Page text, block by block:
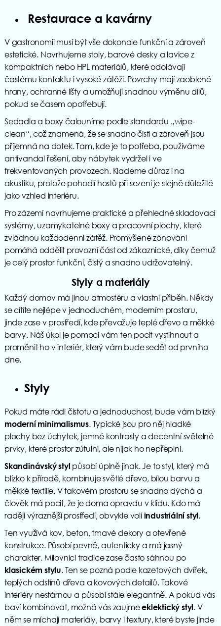
Restaurace a kavárny
V gastronomii musí být vše dokonale funkční a zároveň
estetické. Navrhujeme stoly, barové desky a lavice z
kompaktních nebo HPL materiálů, které odolávají
častému kontaktu i vysoké zátěži. Povrchy mají zaoblené
hrany, ochranné lišty a umožňují snadnou výměnu dílů,
pokud se časem opotřebují.
Sedadla a boxy čalouníme podle standardu „wipe-
clean“, což znamená, že se snadno čistí a zároveň jsou
příjemná na dotek. Tam, kde je to potřeba, používáme
antivandal řešení, aby nábytek vydržel i ve
frekventovaných provozech. Klademe důraz i na
akustiku, protože pohodlí hostů při sezení je stejně důležité
jako vzhled interiéru.
Pro zázemí navrhujeme praktické a přehledné skladovací
systémy, uzamykatelné boxy a pracovní plochy, které
zvládnou každodenní zátěž. Promyšlené zónování
pomáhá oddělit provozní část od zákaznické, díky čemuž
je celý prostor funkční, čistý a snadno udržovatelný.
Styly a materiály
Každý domov má jinou atmosféru a vlastní příběh. Někdy
se cítíte nejlépe v jednoduchém, moderním prostoru,
jinde zase v prostředí, kde převažuje teplé dřevo a měkké
barvy. Náš úkol je pomoci vám ten pocit vystihnout a
proměnit ho v interiér, který vám bude sedět od prvního
dne.
Styly
Pokud máte rádi čistotu a jednoduchost, bude vám blízký
moderní minimalismus. Typické jsou pro něj hladké
plochy bez úchytek, jemné kontrasty a decentní světelné
prvky, které prostor zútulní, ale nijak ho nepřeplní.
Skandinávský styl působí úplně jinak. Je to styl, který má
blízko k přírodě, kombinuje světlé dřevo, bílou barvu a
měkké textilie. V takovém prostoru se snadno dýchá a
člověk má pocit, že je doma opravdu v klidu. Kdo má
raději výraznější prostředí, obvykle volíindustriální styl.
Ten využívá kov, beton, tmavé dekory a otevřené
konstrukce. Působí pevně, autenticky a má jasný
charakter. Milovníci tradice zase často sáhnou po
klasickém stylu. Ten se pozná podle kazetových dvířek,
teplých odstínů dřeva a kovových detailů. Takové
interiéry nestárnou a působí stále elegantně. A pokud vás
baví kombinovat, možná vás zaujmeeklektický styl. V
něm se míchají materiály, barvy i textury, které byste jinde